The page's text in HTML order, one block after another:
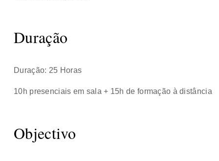
Duração
Duração: 25 Horas
10h presenciais em sala + 15h de formação à distância
Objectivo